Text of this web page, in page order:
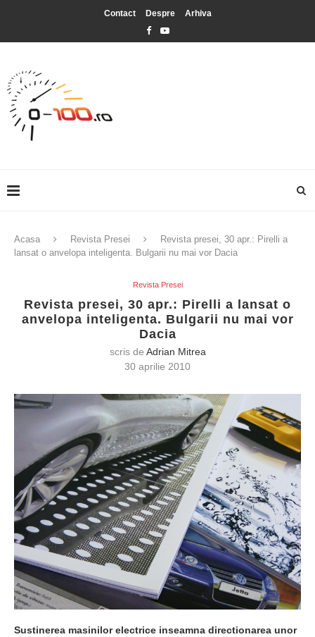
Contact Despre Arhiva
Acasa Revista Presei
Revista presei, 30 apr.: Pirelli a
lansat o anvelopa inteligenta. Bulgarii nu mai vor Dacia
Revista Presei
Revista presei, 30 apr.: Pirelli a lansat o
anvelopa inteligenta. Bulgarii nu mai vor
Dacia
scris de Adrian Mitrea
30 aprilie 2010
Sustinerea masinilor electrice inseamna directionarea unor